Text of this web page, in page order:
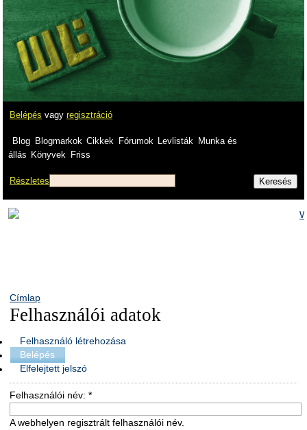
Belépés vagy regisztráció
Blog Blogmarkok Cikkek Fórumok Levlisták
Munka és
állás Könyvek Friss
Részletes
Címlap
Felhasználói adatok
Felhasználó létrehozása
Belépés
Elfelejtett jelszó
Felhasználói név: *
A webhelyen regisztrált felhasználói név.